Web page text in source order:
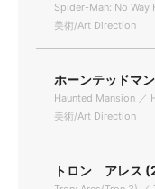
Spider-Man: No Way
美術/Art Direction
ホーンテッドマ
Haunted Mansion ／
美術/Art Direction
トロン アレス